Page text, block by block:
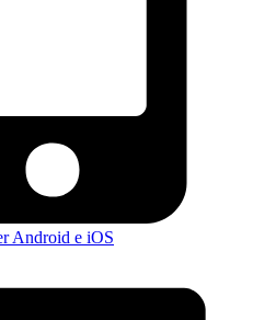
Android e iOS